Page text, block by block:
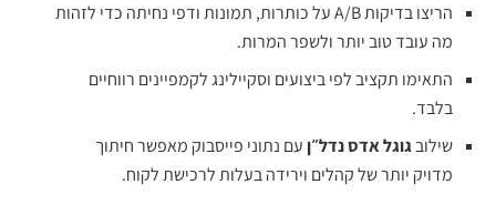
הריצו בדיקות A/B על כותרות, תמונות ודפי נחיתה כדי לזהות
מה עובד טוב יותר ולשפר המרות.
התאימו תקציב לפי ביצועים וסקיילינג לקמפיינים רווחיים
בלבד.
שילובגוגל אדס נדל״ןעם נתוני פייסבוק מאפשר חיתוך
מדויק יותר של קהלים וירידה בעלות לרכישת לקוח.